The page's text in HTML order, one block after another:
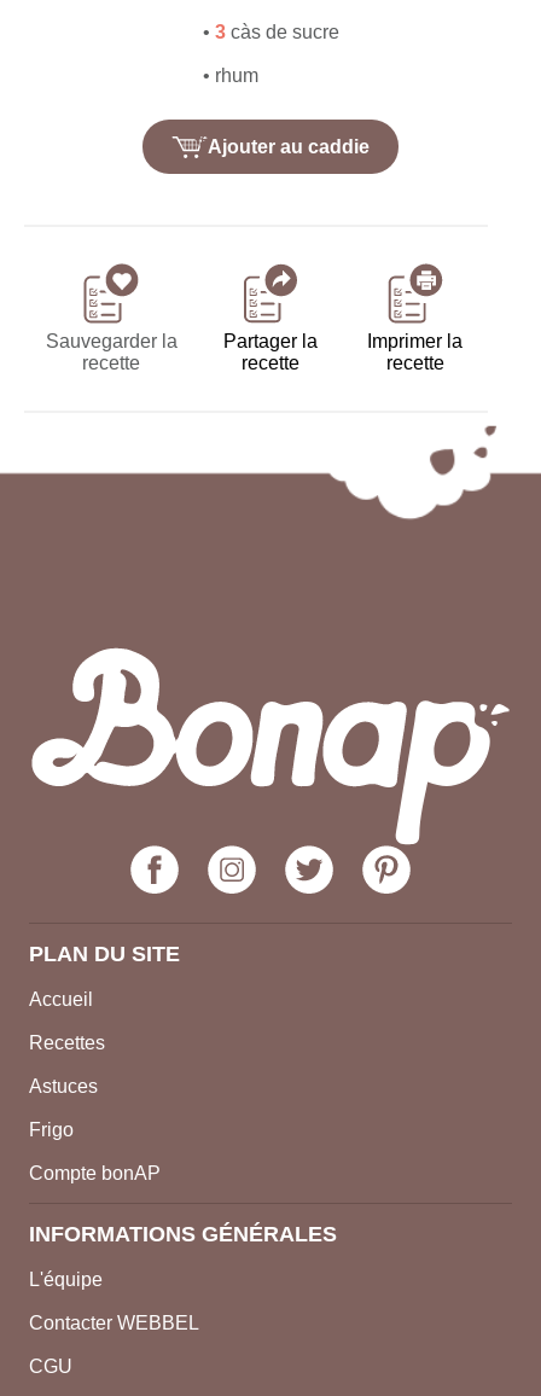
• 3 càs de sucre
• rhum
Ajouter au caddie
Sauvegarder la
recette
Partager la
recette
Imprimer la
recette
PLAN DU SITE
Accueil
Recettes
Astuces
Frigo
Compte bonAP
INFORMATIONS GÉNÉRALES
L'équipe
Contacter WEBBEL
CGU